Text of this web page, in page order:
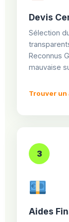
Devis
Sélection
Reconnus
mauvaise
Trouver un
3
Aides